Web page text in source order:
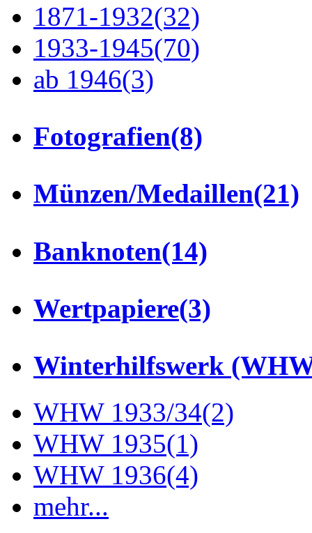
1871-1932(32)
1933-1945(70)
ab 1946(3)
Fotografien(8)
Münzen/Medaillen(21)
Banknoten(14)
Wertpapiere(3)
Winterhilfswerk
WHW 1933/34(2)
WHW 1935(1)
WHW 1936(4)
mehr...